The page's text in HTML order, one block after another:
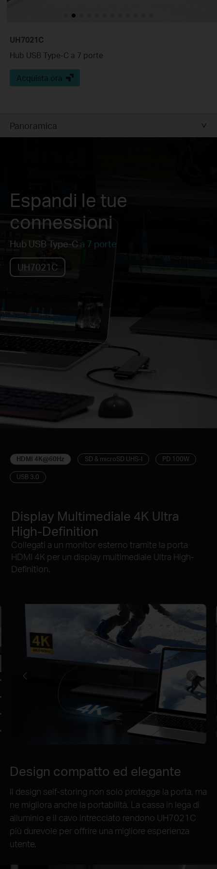
UH7021C
Hub USB Type-C a 7 porte
Acquista ora
Panoramica
Espandi le tue
connessioni
Hub USB Type-C a 7 porte
UH7021C
HDMI 4K@60Hz SD & microSD UHS-I PD 100W
USB 3.0
Display Multimediale 4K Ultra
High-Definition
Collegati a un monitor esterno tramite la porta
HDMI 4K per un display multimediale Ultra High-
Definition.
Design compatto ed elegante
Il design self-storing non solo protegge la porta, ma
ne migliora anche la portabilità. La cassa in lega di
alluminio e il cavo intrecciato rendono UH7021C
più durevole per offrire una migliore esperienza
utente.